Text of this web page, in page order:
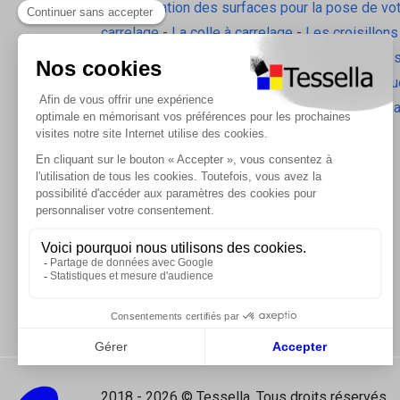
La préparation des surfaces pour la pose de
carrelage-La colle à carrelage- Les croisillons
pavilift
Le carrelage sol intérieur
Les
-L'isolation
Les accessoires d'isolation
- Radiateurs
Les tablettes de douche